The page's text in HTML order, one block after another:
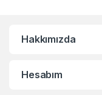
Hakkımızda
Hesabım